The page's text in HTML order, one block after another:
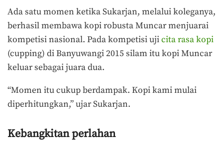
Ada satu momen ketika Sukarjan, melalui koleganya,
berhasil membawa kopi robusta Muncar menjuarai
kompetisi nasional. Pada kompetisi ujicita rasa kopi
(cupping) di Banyuwangi 2015 silam itu kopi Muncar
keluar sebagai juara dua.
“Momen itu cukup berdampak. Kopi kami mulai
diperhitungkan,” ujar Sukarjan.
Kebangkitan perlahan